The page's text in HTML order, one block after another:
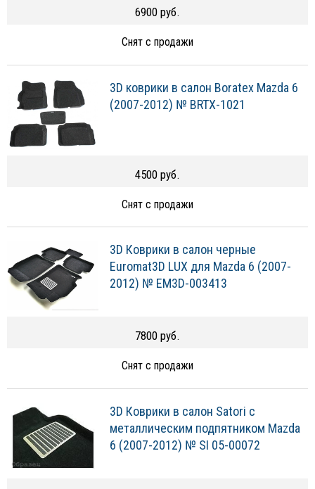
6900 руб.
Снят с продажи
3D коврики в салон Boratex Mazda 6
(2007-2012) № BRTX-1021
4500 руб.
Снят с продажи
3D Коврики в салон черные
Euromat3D LUX для Mazda 6 (2007-
2012) № EM3D-003413
7800 руб.
Снят с продажи
3D Коврики в салон Satori с
металлическим подпятником Mazda
6 (2007-2012) № SI 05-00072